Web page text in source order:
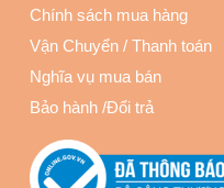
Chính sách mua hàng
Vận Chuyển / Thanh toán
Nghĩa vụ mua bán
Bảo hành /Đổi trả